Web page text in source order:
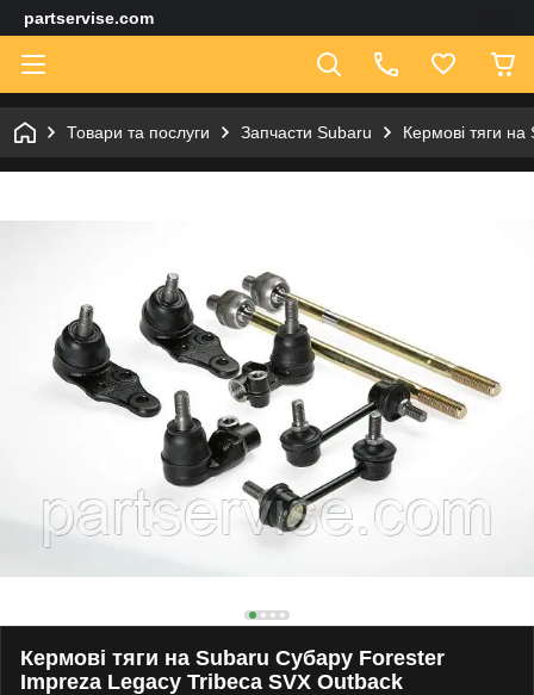
partservise.com
Товари та послуги Запчасти Subaru Кермові тяги
Кермові тяги на Subaru Субару Forester
Impreza Legacy Tribeca SVX Outback